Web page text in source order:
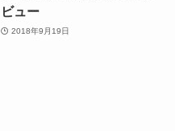
ビュー
2018年9月19日